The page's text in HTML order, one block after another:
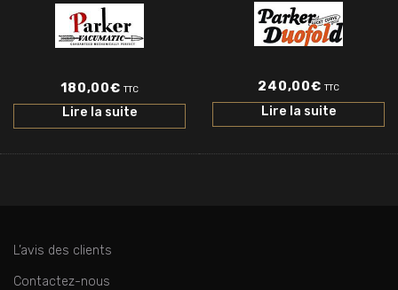
180,00€ TTC
Lire la suite
240,00€ TTC
Lire la suite
L’avis des clients
Contactez-nous